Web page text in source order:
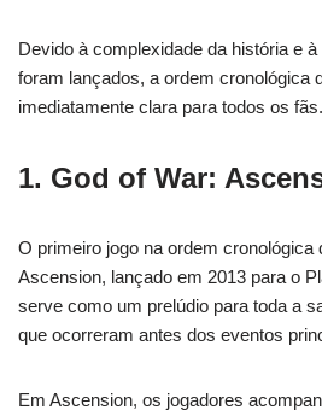
Devido à complexidade da história e
foram lançados, a ordem cronológica
imediatamente clara para todos os fãs.
1. God of War:
O primeiro jogo na ordem cronológica
Ascension, lançado em 2013 para o
serve como um prelúdio para toda a
que ocorreram antes dos eventos
Em Ascension, os jogadores